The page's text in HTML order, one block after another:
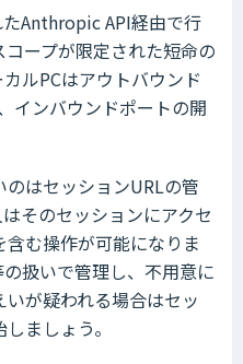
Anthropic API経由で行
ープが限定された短命の
ルPCはアウトバウンド
インバウンドポートの開
はセッションURLの管
そのセッションにアクセ
む操作が可能になりま
扱いで管理し、不用意に
が疑われる場合はセッ
ましょう。